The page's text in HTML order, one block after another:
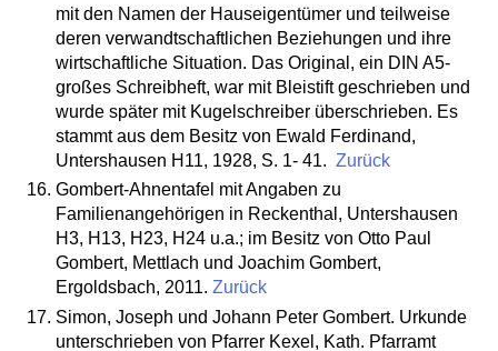
mit den Namen der Hauseigentümer und teilweise
deren verwandtschaftlichen Beziehungen und ihre
wirtschaftliche Situation. Das Original, ein DIN A5-
großes Schreibheft, war mit Bleistift geschrieben und
wurde später mit Kugelschreiber überschrieben. Es
stammt aus dem Besitz von Ewald Ferdinand,
Untershausen H11, 1928, S. 1- 41. Zurück
Gombert-Ahnentafel mit Angaben zu
Familienangehörigen in Reckenthal, Untershausen
H3, H13, H23, H24 u.a.; im Besitz von Otto Paul
Gombert, Mettlach und Joachim Gombert,
Ergoldsbach, 2011. Zurück
Simon, Joseph und Johann Peter Gombert. Urkunde
unterschrieben von Pfarrer Kexel, Kath. Pfarramt